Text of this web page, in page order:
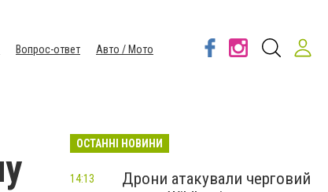
Вопрос-ответ
Авто / Мото
ОСТАННІ НОВИНИ
Дрони атакували черговий
14:13